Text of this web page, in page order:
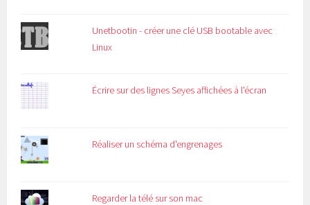
Unetbootin - créer une clé USB bootable avec
Linux
Écrire sur des lignes Seyes affichées à l'écran
Réaliser un schéma d'engrenages
Regarder la télé sur son mac